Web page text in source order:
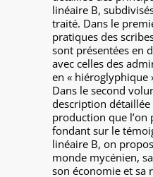
linéaire B,
traité. Dans le
pratiques des
sont présentées en
avec celles des
en « hiéroglyphique
Dans le second
description détaillée
production que l’on
fondant sur le
linéaire B, on
monde mycénien,
son économie et sa